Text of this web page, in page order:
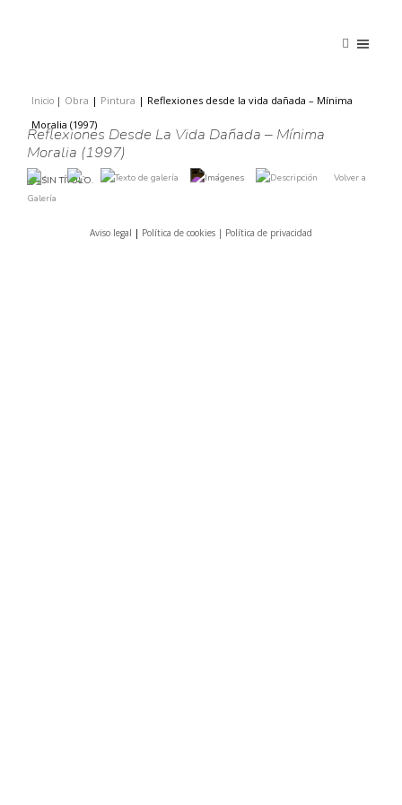
Inicio | Obra | Pintura | Reflexiones desde la vida dañada – Mínima
Moralia (1997)
Reflexiones Desde La Vida Dañada – Mínima
Moralia (1997)
Volver a
Galería
Aviso legal | Política de cookies | Política de privacidad